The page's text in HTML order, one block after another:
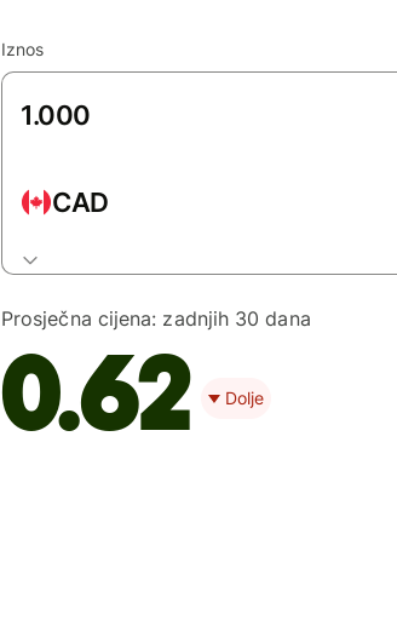
Iznos
CAD
Prosječna cijena: zadnjih 30 dana
0.62 Dolje